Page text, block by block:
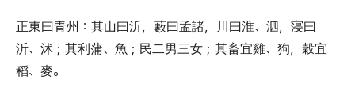
正東曰青州 ： 其山曰沂， 藪曰孟諸， 川曰淮、 泗， 寖曰
沂、 沭 ； 其利蒲、 魚 ； 民二男三女 ； 其畜宜雞、 狗， 穀宜
稻、 麥。